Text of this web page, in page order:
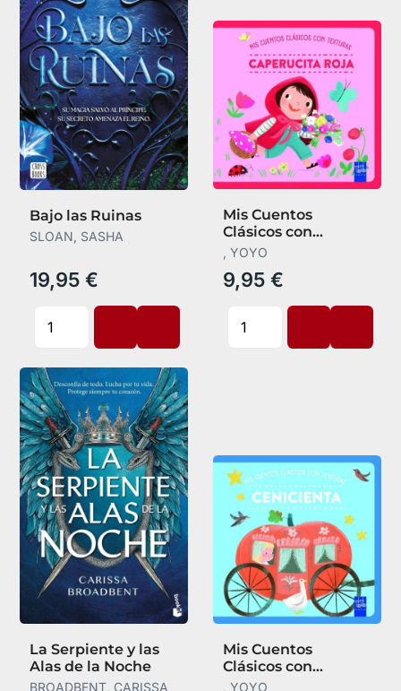
Bajo las Ruinas
SLOAN, SASHA
19,95 €
Mis Cuentos
Clásicos con
Texturas.
Caperucita Roja
, YOYO
9,95 €
La Serpiente y las
Alas de la Noche
BROADBENT, CARISSA
Mis Cuentos
Clásicos con
Texturas.
, YOYO